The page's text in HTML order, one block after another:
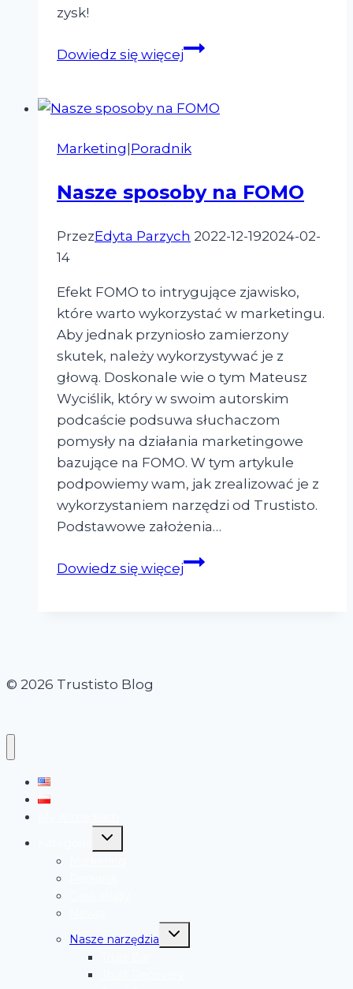
zysk!
Dowiedz się więcejJak
co
klienta
e-
Marketing|Poradnik
Nasze sposoby na FOMO
PrzezEdyta Parzych 2022-12-192024-02-
14
Efekt FOMO to intrygujące zjawisko,
które warto wykorzystać w marketingu.
Aby jednak przyniosło zamierzony
skutek, należy wykorzystywać je z
głową. Doskonale wie o tym Mateusz
Wyciślik, który w swoim autorskim
podcaście podsuwa słuchaczom
pomysły na działania marketingowe
bazujące na FOMO. W tym artykule
podpowiemy wam, jak zrealizować je z
wykorzystaniem narzędzi od Trustisto.
Podstawowe założenia…
Dowiedz się więcejNasze
© 2026 Trustisto Blog
Przełącz
Nasze narzędzia
Przełącz